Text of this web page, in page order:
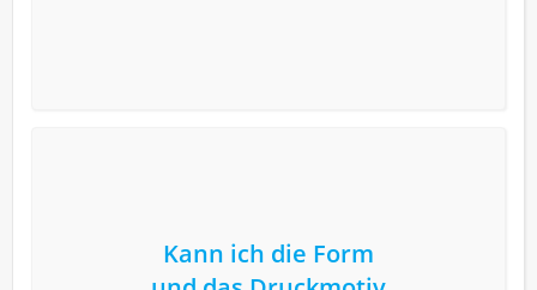
Kann ich die Form